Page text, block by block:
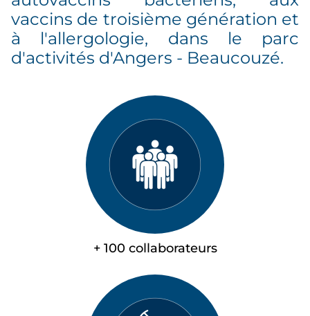
vaccins de troisième génération et
à l'allergologie, dans le parc
d'activités d'Angers - Beaucouzé.
+ 100 collaborateurs